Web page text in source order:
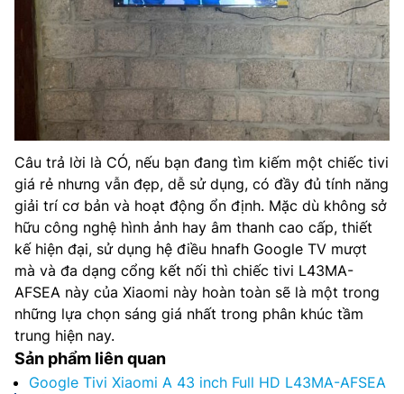
Câu trả lời là CÓ, nếu bạn đang tìm kiếm một chiếc tivi
giá rẻ nhưng vẫn đẹp, dễ sử dụng, có đầy đủ tính năng
giải trí cơ bản và hoạt động ổn định. Mặc dù không sở
hữu công nghệ hình ảnh hay âm thanh cao cấp, thiết
kế hiện đại, sử dụng hệ điều hnafh Google TV mượt
mà và đa dạng cổng kết nối thì chiếc tivi L43MA-
AFSEA này của Xiaomi này hoàn toàn sẽ là một trong
những lựa chọn sáng giá nhất trong phân khúc tầm
trung hiện nay.
Sản phẩm liên quan
Google Tivi Xiaomi A 43 inch Full HD L43MA-AFSEA